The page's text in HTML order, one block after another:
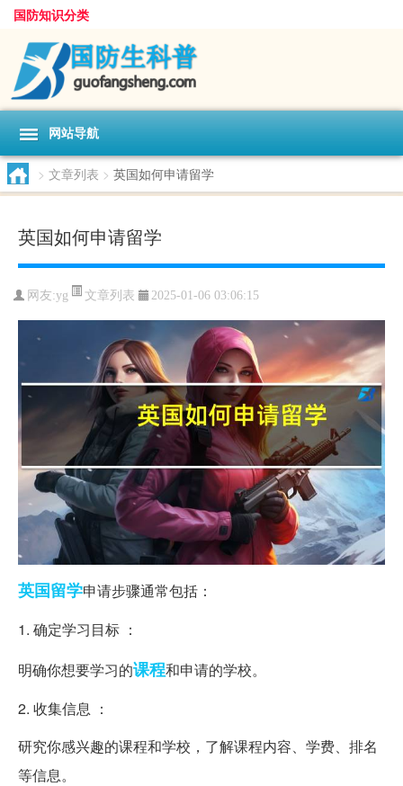
国防知识分类
网站导航
> 文章列表 > 英国如何申请留学
英国如何申请留学
网友:yg 文章列表 2025-01-06 03:06:15
英国留学申请步骤通常包括：
1. 确定学习目标 ：
明确你想要学习的课程和申请的学校。
2. 收集信息 ：
研究你感兴趣的课程和学校，了解课程内容、学费、排名
等信息。